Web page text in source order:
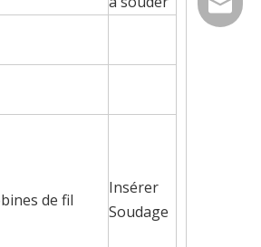
de fil
Insérer
Soudage